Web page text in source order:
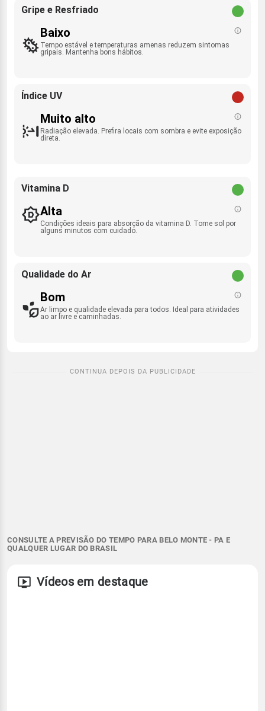
Gripe e Resfriado
Baixo
Tempo estável e temperaturas amenas reduzem sintomas
gripais. Mantenha bons hábitos.
Índice UV
Muito alto
Radiação elevada. Prefira locais com sombra e evite exposição
direta.
Vitamina D
Alta
Condições ideais para absorção da vitamina D. Tome sol por
alguns minutos com cuidado.
Qualidade do Ar
Bom
Ar limpo e qualidade elevada para todos. Ideal para atividades
ao ar livre e caminhadas.
CONSULTE A PREVISÃO DO TEMPO PARA BELO MONTE - PA E
QUALQUER LUGAR DO BRASIL
Vídeos em destaque